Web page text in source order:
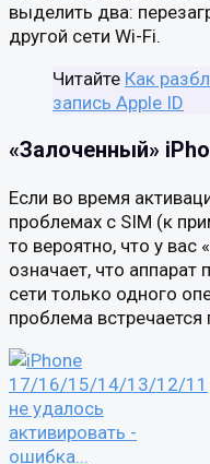
выделить два:
другой сети Wi-Fi.
Читайте Как
запись Apple ID
«Залоченный»
Если во время
проблемах с SIM (к
то вероятно, что у вас
означает, что
сети только одного
проблема